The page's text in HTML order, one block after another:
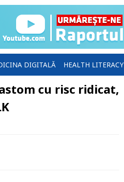
DIGITALĂ HEALTH LITERACY
cu risc ridicat,